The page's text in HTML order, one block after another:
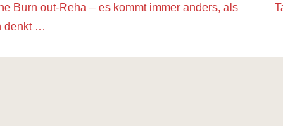
Burn out-Reha – es kommt immer anders, als
denkt …